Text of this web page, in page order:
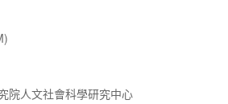
院人文社會科學研究中心